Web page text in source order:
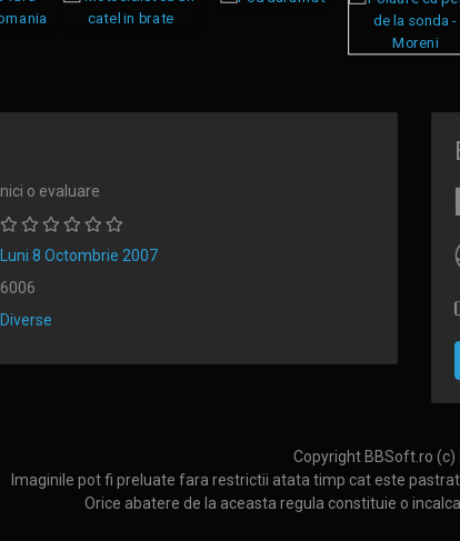
nici o evaluare
Luni 8 Octombrie 2007
6006
Diverse
Copyright BBSoft.ro (c)
Imaginile pot fi preluate fara restrictii atata timp cat este
Orice abatere de la aceasta regula constituie o